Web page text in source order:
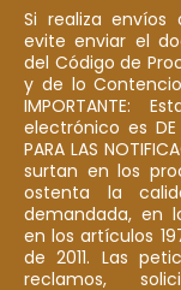
Si realiza
evite enviar el
del Código de
y de lo
IMPORTANTE:
electrónico es DE
PARA LAS
surtan en los
ostenta la
demandada, en
en los artículos
de 2011. Las
reclamos,